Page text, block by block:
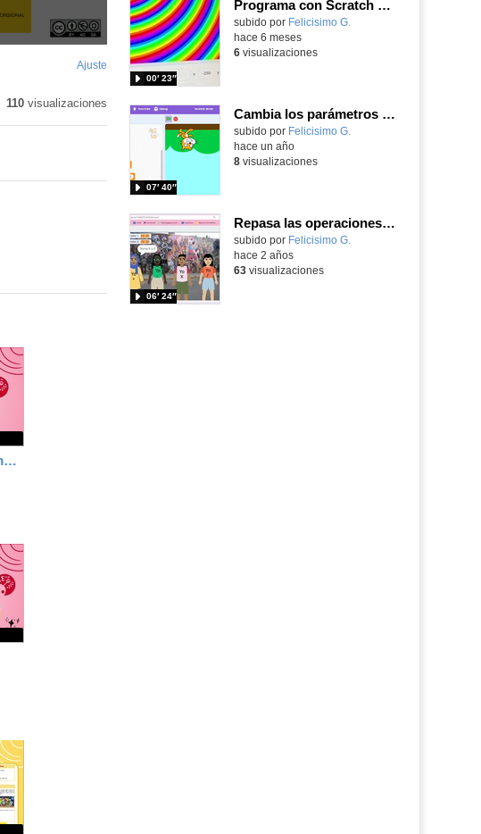
Ajuste
pantalla
110visualizaciones
Érase una vez...un castillo medieval
Programa con Scratch y cambia los parámetros para obtener resultados asombrosos
Contenido educativo.
subido por Felicisimo G.
00′ 23″
hace 6 meses
6visualizaciones
Cambia los parámetros de la gravedad con Scratch para que tu personaje caiga hacia arriba.
Contenido educativo.
subido por Felicisimo G.
07′ 40″
hace un año
8visualizaciones
Repasa las operaciones suma, resta y multiplicación con Scratch modificando los parámetros.
Contenido educativo.
subido por Felicisimo G.
06′ 24″
hace 2 años
63visualizaciones